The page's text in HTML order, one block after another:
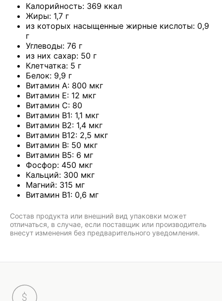
Калорийность: 369 ккал
Жиры: 1,7 г
из которых насыщенные жирные кислоты: 0,9
г
Углеводы: 76 г
из них сахар: 50 г
Клетчатка: 5 г
Белок: 9,9 г
Витамин A: 800 мкг
Витамин E: 12 мкг
Витамин C: 80
Витамин B1: 1,1 мкг
Витамин B2: 1,4 мкг
Витамин B12: 2,5 мкг
Витамин B: 50 мкг
Витамин B5: 6 мг
Фосфор: 450 мкг
Кальций: 300 мкг
Магний: 315 мг
Витамин B1: 0,6 мг
Состав продукта или внешний вид упаковки может
отличаться, в случае, если поставщик или производитель
внесут изменения без предварительного уведомления.